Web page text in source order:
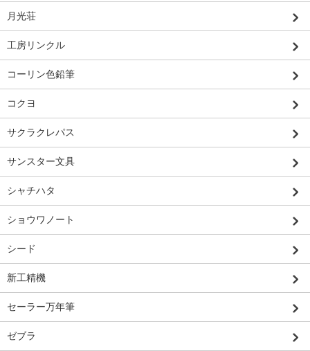
月光荘
工房リンクル
コーリン色鉛筆
コクヨ
サクラクレパス
サンスター文具
シャチハタ
ショウワノート
シード
新工精機
セーラー万年筆
ゼブラ